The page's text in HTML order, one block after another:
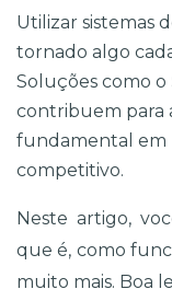
Utilizar sistemas
tornado algo
Soluções como o
contribuem para
fundamental em
competitivo.
Neste artigo,
que é, como
muito mais. Boa